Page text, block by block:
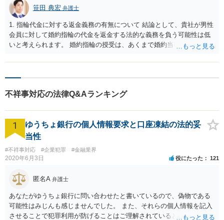
笹田 典宏 弁護士
1. 指輪代金に対する返金義務の有無について 結論として、貴社が男性
会員に対して婚約指輪の代金を返金する法的な義務を負う可能性は低
いと考えられます。 婚約指輪の授受は、あくまで婚約当事者である男
貴社は、その贈与契約の当事者ではありません。したがって、仮に女
会員の個人的な理由による破談で追加的に発生した費用は会員自身が
の責任範囲が、会員間の個人的な問題とは切り離して考えられること
を示唆しており、本件でも同様に、指輪の返還が貴社の責任範囲外の
相手方代理人に対し、内容証明郵便などで書面にて貴社の見解を明確
が考えられます。 成婚料について: 円満な解決を優先する観点から、
経営判断として返金に応じる意向であることを伝える（ただし、法的
には上記の裁判例のように、貴社に返金義務は無いと判断される可能
性が高いと思われます。）。 指輪代金について: 前述の通り、男性会
員と女性会員との間の個人間の贈与であり、貴社に法的な返金義務は
不祥事対応の法律Q&Aランキング
1
ゆうちょ銀行の個人情報要求と口座凍結の法的妥
当性
#不祥事対応 #企業犯罪 #金融業界
2020年6月3日 役にたった 121
匿名A 弁護士
あなたがゆうちょ銀行に問い合わせたと書いているので、偽物である
可能性はみじんも感じませんでした。 また、それらの個人情報を記入
させることで犯罪利用が防げることはご理解されているとおりです。